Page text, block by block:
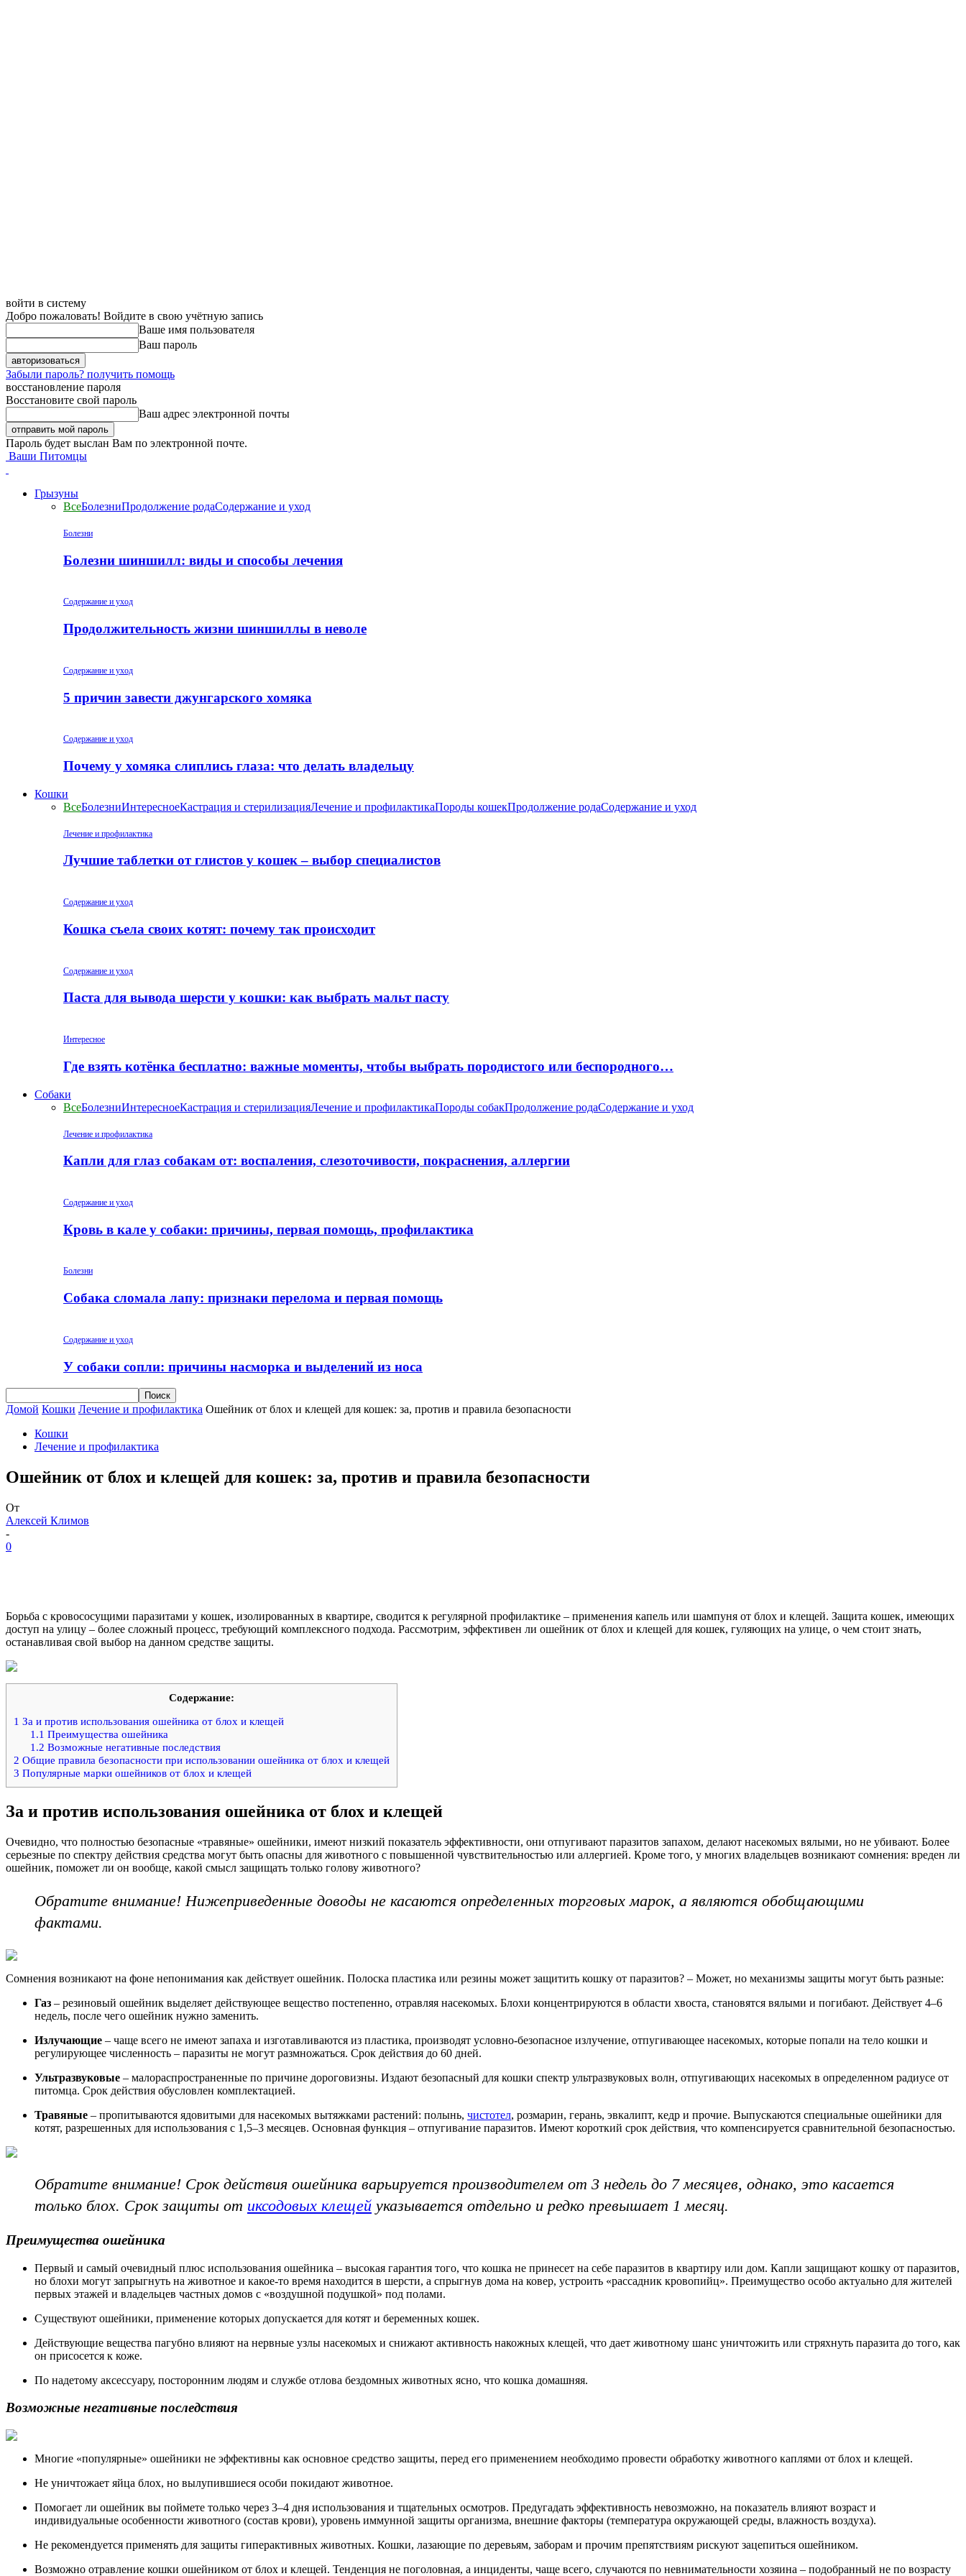
войти в систему
Добро пожаловать! Войдите в свою учётную запись
Ваше имя пользователя
Ваш пароль
Забыли пароль? получить помощь
восстановление пароля
Восстановите свой пароль
Ваш адрес электронной почты
Пароль будет выслан Вам по электронной почте.
Ваши Питомцы
Грызуны
ВсеБолезниПродолжение родаСодержание и уход
Болезни
Болезни шиншилл: виды и способы лечения
Содержание и уход
Продолжительность жизни шиншиллы в неволе
Содержание и уход
5 причин завести джунгарского хомяка
Содержание и уход
Почему у хомяка слиплись глаза: что делать владельцу
Кошки
ВсеБолезниИнтересноеКастрация и стерилизацияЛечение и профилактикаПороды кошекПродолжение родаСодержание и уход
Лечение и профилактика
Лучшие таблетки от глистов у кошек – выбор специалистов
Содержание и уход
Кошка съела своих котят: почему так происходит
Содержание и уход
Паста для вывода шерсти у кошки: как выбрать мальт пасту
Интересное
Где взять котёнка бесплатно: важные моменты, чтобы выбрать породистого или беспородного…
Собаки
ВсеБолезниИнтересноеКастрация и стерилизацияЛечение и профилактикаПороды собакПродолжение родаСодержание и уход
Лечение и профилактика
Капли для глаз собакам от: воспаления, слезоточивости, покраснения, аллергии
Содержание и уход
Кровь в кале у собаки: причины, первая помощь, профилактика
Болезни
Собака сломала лапу: признаки перелома и первая помощь
Содержание и уход
У собаки сопли: причины насморка и выделений из носа
Домой Кошки Лечение и профилактика Ошейник от блох и клещей для кошек: за, против и правила безопасности
Кошки
Лечение и профилактика
Ошейник от блох и клещей для кошек: за, против и правила безопасности
От
Алексей Климов
-
0
Борьба с кровососущими паразитами у кошек, изолированных в квартире, сводится к регулярной профилактике – применения капель или шампуня от блох и клещей. Защита кошек, имеющих
доступ на улицу – более сложный процесс, требующий комплексного подхода. Рассмотрим, эффективен ли ошейник от блох и клещей для кошек, гуляющих на улице, о чем стоит знать,
останавливая свой выбор на данном средстве защиты.
Содержание:
1 За и против использования ошейника от блох и клещей
1.1 Преимущества ошейника
1.2 Возможные негативные последствия
2 Общие правила безопасности при использовании ошейника от блох и клещей
3 Популярные марки ошейников от блох и клещей
За и против использования ошейника от блох и клещей
Очевидно, что полностью безопасные «травяные» ошейники, имеют низкий показатель эффективности, они отпугивают паразитов запахом, делают насекомых вялыми, но не убивают. Более
серьезные по спектру действия средства могут быть опасны для животного с повышенной чувствительностью или аллергией. Кроме того, у многих владельцев возникают сомнения: вреден ли
ошейник, поможет ли он вообще, какой смысл защищать только голову животного?
Обратите внимание! Нижеприведенные доводы не касаются определенных торговых марок, а являются обобщающими
фактами.
Сомнения возникают на фоне непонимания как действует ошейник. Полоска пластика или резины может защитить кошку от паразитов? – Может, но механизмы защиты могут быть разные:
Газ – резиновый ошейник выделяет действующее вещество постепенно, отравляя насекомых. Блохи концентрируются в области хвоста, становятся вялыми и погибают. Действует 4–6
недель, после чего ошейник нужно заменить.
Излучающие – чаще всего не имеют запаха и изготавливаются из пластика, производят условно-безопасное излучение, отпугивающее насекомых, которые попали на тело кошки и
регулирующее численность – паразиты не могут размножаться. Срок действия до 60 дней.
Ультразвуковые – малораспространенные по причине дороговизны. Издают безопасный для кошки спектр ультразвуковых волн, отпугивающих насекомых в определенном радиусе от
питомца. Срок действия обусловлен комплектацией.
Травяные – пропитываются ядовитыми для насекомых вытяжками растений: полынь, чистотел, розмарин, герань, эвкалипт, кедр и прочие. Выпускаются специальные ошейники для
котят, разрешенных для использования с 1,5–3 месяцев. Основная функция – отпугивание паразитов. Имеют короткий срок действия, что компенсируется сравнительной безопасностью.
Обратите внимание! Срок действия ошейника варьируется производителем от 3 недель до 7 месяцев, однако, это касается
только блох. Срок защиты от иксодовых клещей указывается отдельно и редко превышает 1 месяц.
Преимущества ошейника
Первый и самый очевидный плюс использования ошейника – высокая гарантия того, что кошка не принесет на себе паразитов в квартиру или дом. Капли защищают кошку от паразитов,
но блохи могут запрыгнуть на животное и какое-то время находится в шерсти, а спрыгнув дома на ковер, устроить «рассадник кровопийц». Преимущество особо актуально для жителей
первых этажей и владельцев частных домов с «воздушной подушкой» под полами.
Существуют ошейники, применение которых допускается для котят и беременных кошек.
Действующие вещества пагубно влияют на нервные узлы насекомых и снижают активность накожных клещей, что дает животному шанс уничтожить или стряхнуть паразита до того, как
он присосется к коже.
По надетому аксессуару, посторонним людям и службе отлова бездомных животных ясно, что кошка домашняя.
Возможные негативные последствия
Многие «популярные» ошейники не эффективны как основное средство защиты, перед его применением необходимо провести обработку животного каплями от блох и клещей.
Не уничтожает яйца блох, но вылупившиеся особи покидают животное.
Помогает ли ошейник вы поймете только через 3–4 дня использования и тщательных осмотров. Предугадать эффективность невозможно, на показатель влияют возраст и
индивидуальные особенности животного (состав крови), уровень иммунной защиты организма, внешние факторы (температура окружающей среды, влажность воздуха).
Не рекомендуется применять для защиты гиперактивных животных. Кошки, лазающие по деревьям, заборам и прочим препятствиям рискуют зацепиться ошейником.
Возможно отравление кошки ошейником от блох и клещей. Тенденция не поголовная, а инциденты, чаще всего, случаются по невнимательности хозяина – подобранный не по возрасту